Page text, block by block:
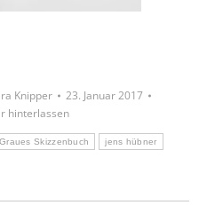
Knipper
23. Januar 2017
hinterlassen
Graues Skizzenbuch jens hübner